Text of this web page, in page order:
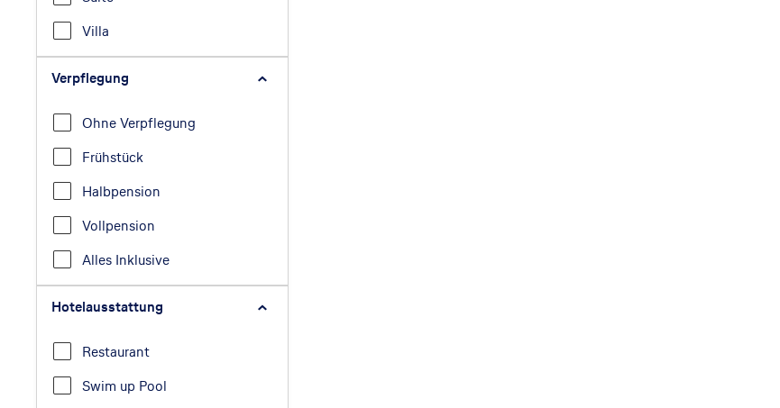
Villa
Verpflegung
Ohne Verpflegung
Frühstück
Halbpension
Vollpension
Alles Inklusive
Hotelausstattung
Restaurant
Swim up Pool